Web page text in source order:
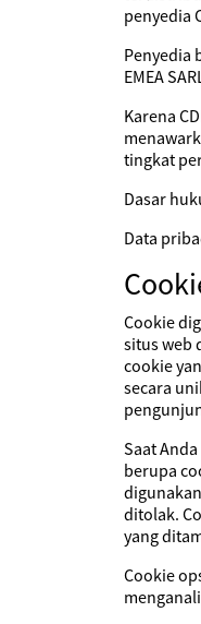
penyedia
Penyedia
EMEA
Karena
tingkat
Dasar
Data
Cookie
situs web
cookie
secara
Saat
berupa
ditolak.
yang
Cookie